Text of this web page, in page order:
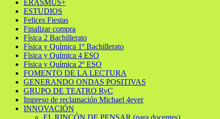
ERASMUS+
ESTUDIOS
Felices Fiestas
Finalizar compra
Física 2 Bachillerato
Física y Química 1º Bachillerato
Física y Química 4 ESO
Física y Química 2º ESO
FOMENTO DE LA LECTURA
GENERANDO ONDAS POSITIVAS
GRUPO DE TEATRO RyC
Impreso de reclamación Michael 4ever
INNOVACIÓN
EL RINCÓN DE PENSAR (para docentes)